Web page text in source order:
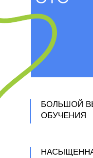
от
местом,
задача
БОЛЬШОЙ
ОБУЧЕНИЯ